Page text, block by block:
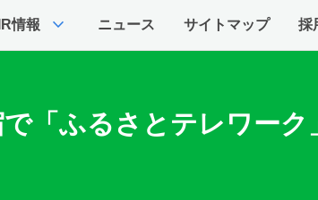
IR情報 expand_more ニュース サイトマップ 採
「ふるさとテレワーク